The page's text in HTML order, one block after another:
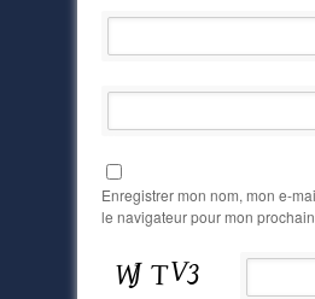
Enregistrer mon nom, mon e-
le navigateur pour mon